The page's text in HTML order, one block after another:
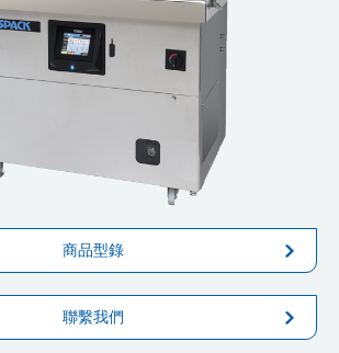
商品型錄
聯繫我們